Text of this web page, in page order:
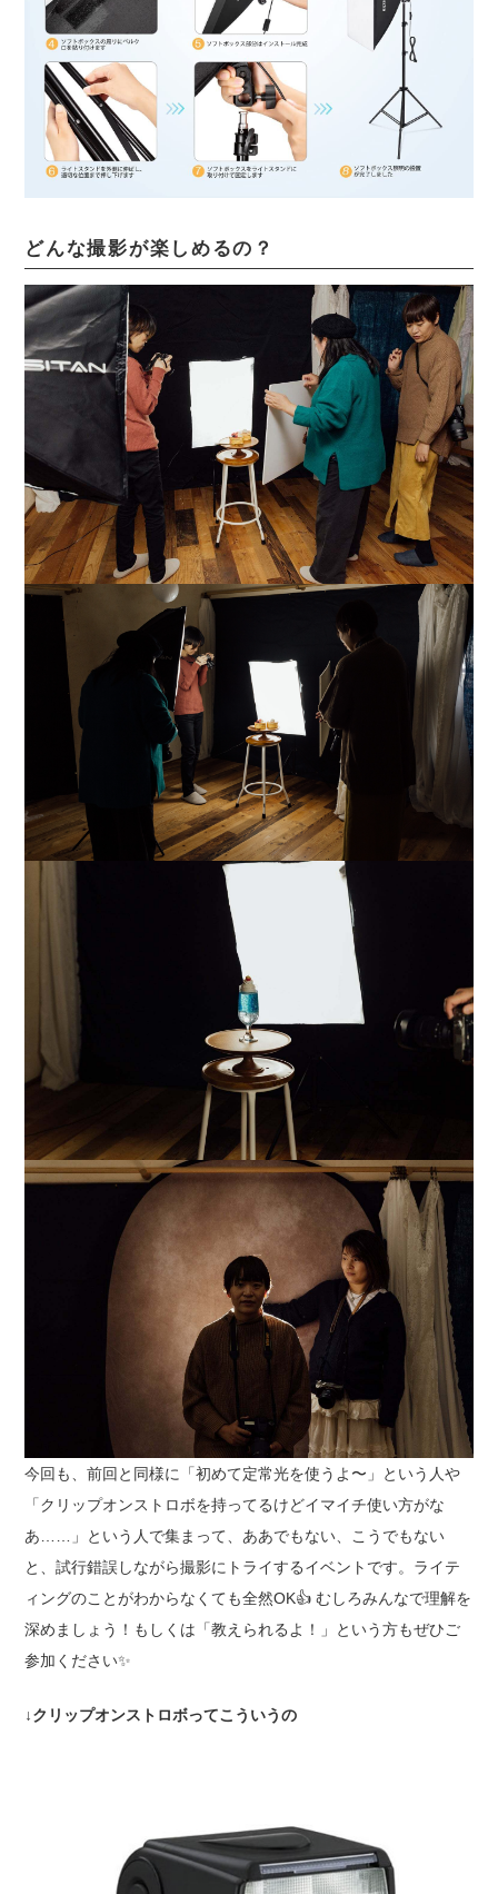
どんな撮影が楽しめるの？
今回も、前回と同様に「初めて定常光を使うよ〜」という人や
「クリップオンストロボを持ってるけどイマイチ使い方がな
あ……」という人で集まって、ああでもない、こうでもない
と、試行錯誤しながら撮影にトライするイベントです。ライテ
ィングのことがわからなくても全然OK👍 むしろみんなで理解を
深めましょう！もしくは「教えられるよ！」という方もぜひご
参加ください✨
↓クリップオンストロボってこういうの